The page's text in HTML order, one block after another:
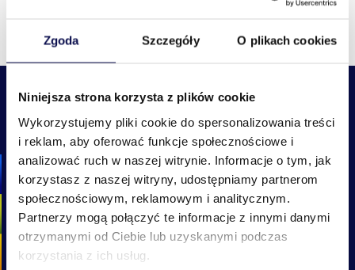
Zgoda Szczegóły O plikach cookies
Niniejsza strona korzysta z plików cookie
Wykorzystujemy pliki cookie do spersonalizowania treści
i reklam, aby oferować funkcje społecznościowe i
analizować ruch w naszej witrynie. Informacje o tym, jak
korzystasz z naszej witryny, udostępniamy partnerom
społecznościowym, reklamowym i analitycznym.
Partnerzy mogą połączyć te informacje z innymi danymi
otrzymanymi od Ciebie lub uzyskanymi podczas
korzystania z ich usług.
Wszystkie aktualności